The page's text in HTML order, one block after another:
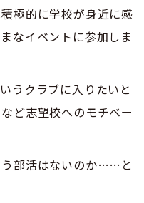
極的に学校が身近に感
なイベントに参加しま
うクラブに入りたいと
ど志望校へのモチベー
部活はないのか……と